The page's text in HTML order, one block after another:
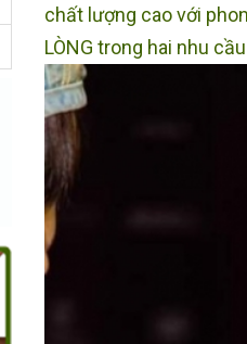
chất lượng cao với
LÒNG trong hai nhu